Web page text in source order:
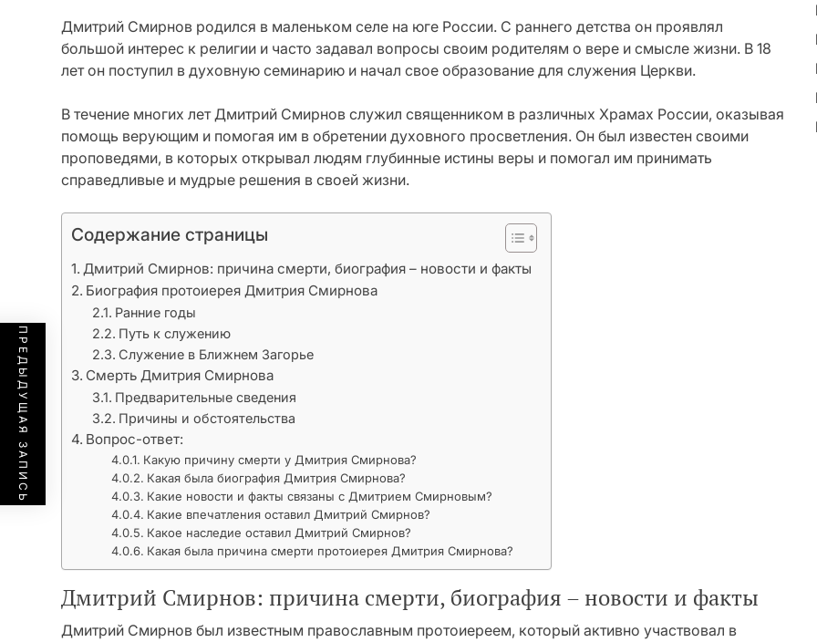
Дмитрий Смирнов родился в маленьком селе на юге России. С раннего детства он проявлял
большой интерес к религии и часто задавал вопросы своим родителям о вере и смысле жизни. В 18
лет он поступил в духовную семинарию и начал свое образование для служения Церкви.
В течение многих лет Дмитрий Смирнов служил священником в различных Храмах России, оказывая
помощь верующим и помогая им в обретении духовного просветления. Он был известен своими
проповедями, в которых открывал людям глубинные истины веры и помогал им принимать
справедливые и мудрые решения в своей жизни.
Содержание страницы
Дмитрий Смирнов: причина смерти, биография – новости и факты
Биография протоиерея Дмитрия Смирнова
Ранние годы
Путь к служению
Служение в Ближнем Загорье
Смерть Дмитрия Смирнова
Предварительные сведения
Причины и обстоятельства
Вопрос-ответ:
Какую причину смерти у Дмитрия Смирнова?
Какая была биография Дмитрия Смирнова?
Какие новости и факты связаны с Дмитрием Смирновым?
Какие впечатления оставил Дмитрий Смирнов?
Какое наследие оставил Дмитрий Смирнов?
Какая была причина смерти протоиерея Дмитрия Смирнова?
Дмитрий Смирнов: причина смерти, биография – новости и факты
Дмитрий Смирнов был известным православным протоиереем, который активно участвовал в
ПРЕДЫДУЩАЯ ЗАПИСЬ